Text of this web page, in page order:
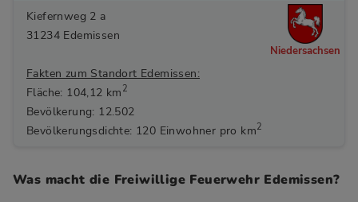
Kiefernweg 2 a
31234 Edemissen
Fakten zum Standort Edemissen:
Fläche: 104,12 km 2
Bevölkerung: 12.502
Bevölkerungsdichte: 120 Einwohner pro km2
Niedersachsen
Was macht die Freiwillige Feuerwehr Edemissen?